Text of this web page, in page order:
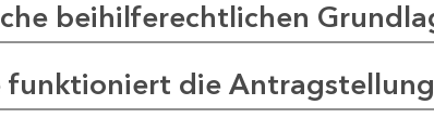
beihilferechtlichen
funktioniert die